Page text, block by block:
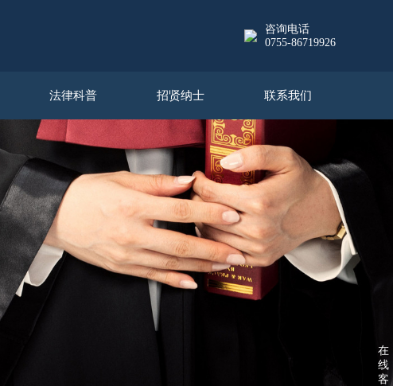
咨询电话
0755-86719926
法律科普 招贤纳士 联系我们
在
线
客